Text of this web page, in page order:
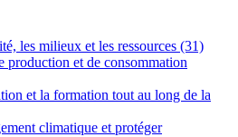
les milieux et les ressources (31)
production et de consommation
et la formation tout au long de la
climatique et protéger